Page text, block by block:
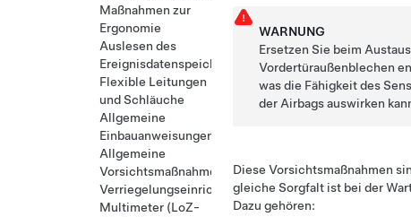
WARNUNG
Ersetzen Sie beim
Vordertüraußenblechen
was die Fähigkeit des
der Airbags auswirken
Diese Vorsichtsmaßnahmen
gleiche Sorgfalt ist bei der
Dazu gehören:
Maßnahmen zur
Ergonomie
Auslesen des
Ereignisdatenspeichers
Flexible Leitungen
und Schläuche
Allgemeine
Einbauanweisungen
Allgemeine
Vorsichtsmaßnahmen
Verriegelungseinrichtungen
Multimeter (LoZ-